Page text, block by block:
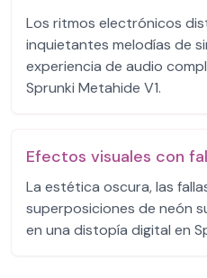
Los ritmos electrónicos
inquietantes melodías de
experiencia de audio
Sprunki Metahide V1.
Efectos visuales con
La estética oscura, las
superposiciones de neón
en una distopía digital en